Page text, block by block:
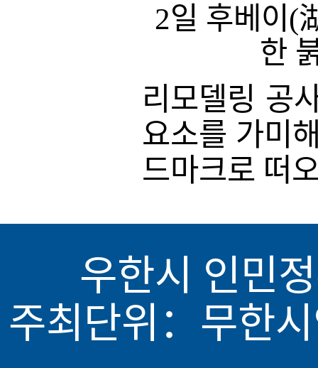
2일 후베이(
한
리모델링 공
요소를 가미
드마크로 떠
우한시 인민
주최단위：무한